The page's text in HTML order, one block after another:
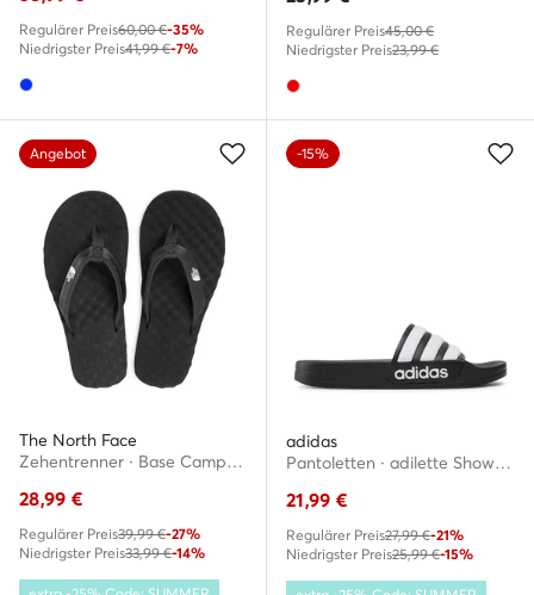
Regulärer Preis60,00 €-35%
Niedrigster Preis41,99 €-7%
Regulärer Preis45,00 €
Niedrigster Preis23,99 €
Angebot
The North Face
Zehentrenner · Base Camp Mini II NF0A47ABKY41 · Schwarz
28,99 €
Regulärer Preis39,99 €-27%
Niedrigster Preis33,99 €-14%
-15%
adidas
Pantoletten · adilette Shower GZ5922 · Schwarz
21,99 €
Regulärer Preis27,99 €-21%
Niedrigster Preis25,99 €-15%